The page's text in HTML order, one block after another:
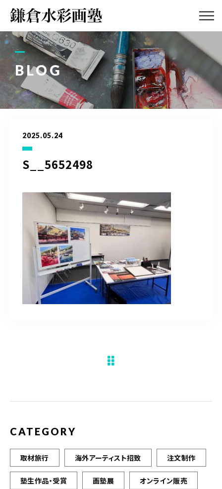
BLOG
2025.05.24
S__5652498
CATEGORY
取材旅行 海外アーティスト招致 注文制作
塾生作品・受賞 画塾展 オンライン販売
ABOUT
画塾紹介・
アクセス
LESSON
教室案内
画塾ブログ
ATELIER
水彩ブログ
CONTACT
お問い合わせ
取材・制作のご依頼 作品購入